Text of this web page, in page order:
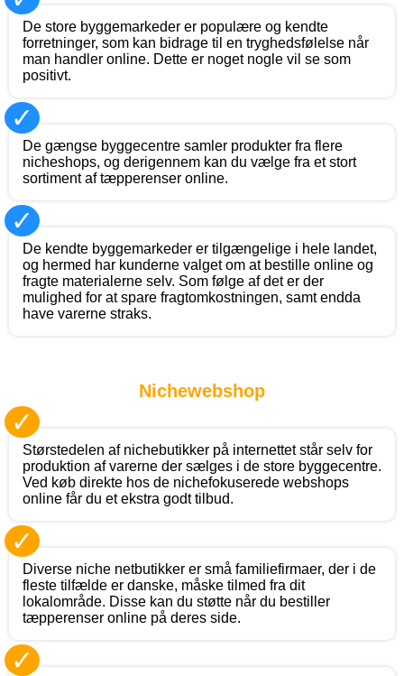
De store byggemarkeder er populære og kendte
forretninger, som kan bidrage til en tryghedsfølelse når
man handler online. Dette er noget nogle vil se som
positivt.
✓
De gængse byggecentre samler produkter fra flere
nicheshops, og derigennem kan du vælge fra et stort
sortiment af tæpperenser online.
✓
De kendte byggemarkeder er tilgængelige i hele landet,
og hermed har kunderne valget om at bestille online og
fragte materialerne selv. Som følge af det er der
mulighed for at spare fragtomkostningen, samt endda
have varerne straks.
Nichewebshop
✓
Størstedelen af nichebutikker på internettet står selv for
produktion af varerne der sælges i de store byggecentre.
Ved køb direkte hos de nichefokuserede webshops
online får du et ekstra godt tilbud.
✓
Diverse niche netbutikker er små familiefirmaer, der i de
fleste tilfælde er danske, måske tilmed fra dit
lokalområde. Disse kan du støtte når du bestiller
tæpperenser online på deres side.
✓